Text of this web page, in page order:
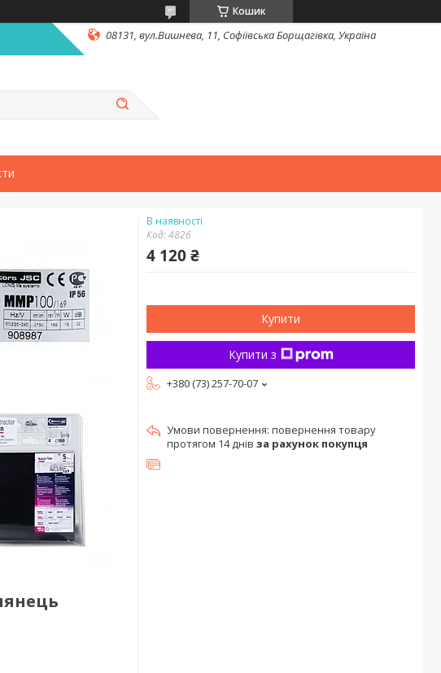
Кошик
08131, вул.Вишнева, 11, Софіївська Борщагівка, Україна
В наявності
Код:4826
4 120 ₴
Купити
Купити з
+380 (73) 257-70-07
повернення товару
протягом 14 днів за рахунок покупця